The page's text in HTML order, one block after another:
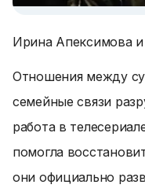
Ирина Апексимова
Отношения между
семейные связи
работа в
помогла
они официально